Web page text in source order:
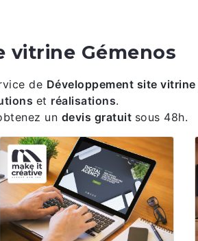
vitrine Gémenos
de Développement site vitrine
et réalisations.
un devis gratuit sous 48h.